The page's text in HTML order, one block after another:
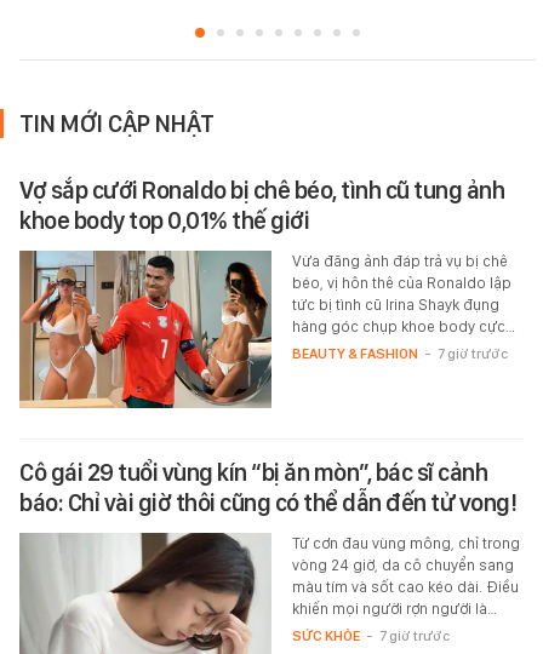
TIN MỚI CẬP NHẬT
Vợ sắp cưới Ronaldo bị chê béo, tình cũ tung ảnh
khoe body top 0,01% thế giới
Vừa đăng ảnh đáp trả vụ bị chê
béo, vị hôn thê của Ronaldo lập
tức bị tình cũ Irina Shayk đụng
hàng góc chụp khoe body cực…
BEAUTY & FASHION - 7 giờ trước
Cô gái 29 tuổi vùng kín “bị ăn mòn”, bác sĩ cảnh
báo: Chỉ vài giờ thôi cũng có thể dẫn đến tử vong!
Từ cơn đau vùng mông, chỉ trong
vòng 24 giờ, da cô chuyển sang
màu tím và sốt cao kéo dài. Điều
khiến mọi người rợn người là…
SỨC KHỎE - 7 giờ trước